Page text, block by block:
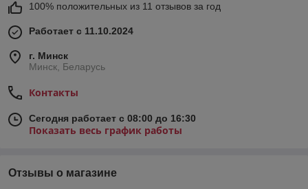
100% положительных из 11 отзывов за год
Работает с 11.10.2024
г. Минск
Минск, Беларусь
Контакты
Сегодня работает с 08:00 до 16:30
Показать весь график работы
Отзывы о магазине